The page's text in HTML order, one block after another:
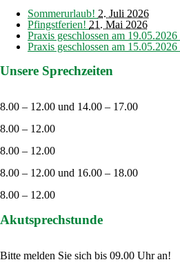
Sommerurlaub! 2. Juli 2026
Pfingstferien! 21. Mai 2026
Praxis geschlossen am 19.05.2026
Praxis geschlossen am 15.05.2026
Unsere Sprechzeiten
8.00 – 12.00 und 14.00 – 17.00
8.00 – 12.00
8.00 – 12.00
8.00 – 12.00 und 16.00 – 18.00
8.00 – 12.00
Akutsprechstunde
Bitte melden Sie sich bis 09.00 Uhr an!